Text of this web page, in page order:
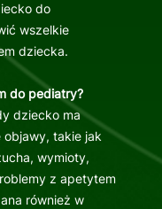
do
wszelkie
dziecka.
do pediatry?
dziecko ma
objawy, takie jak
wymioty,
z apetytem
również w